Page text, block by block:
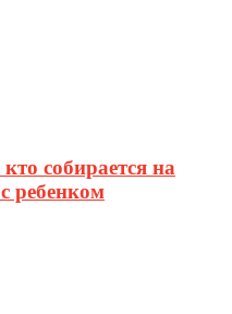
собирается на
ребенком